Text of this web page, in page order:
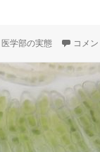
カ
ゴ
リ
ー
医学部の実態 医学
コメ